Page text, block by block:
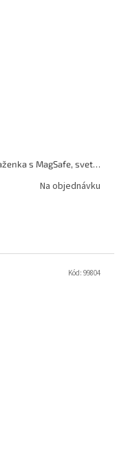
Rixus RXCH20L - držiak na karty/peňaženka s MagSafe, svetlá sivá
Na objednávku
Kód: 99804